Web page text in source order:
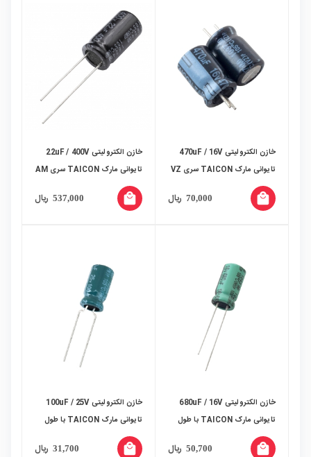
خازن الکترولیتی 470uF / 16V
تایوانی مارک TAICON سری VZ
70,000 ریال local_mall
خازن الکترولیتی 22uF / 400V
تایوانی مارک TAICON سری AM
537,000 ریال local_mall
خازن الکترولیتی 680uF / 16V
تایوانی مارک TAICON با طول
عمر بالا
50,700 ریال local_mall
خازن الکترولیتی 100uF / 25V
تایوانی مارک TAICON با طول
عمر بالا
31,700 ریال local_mall